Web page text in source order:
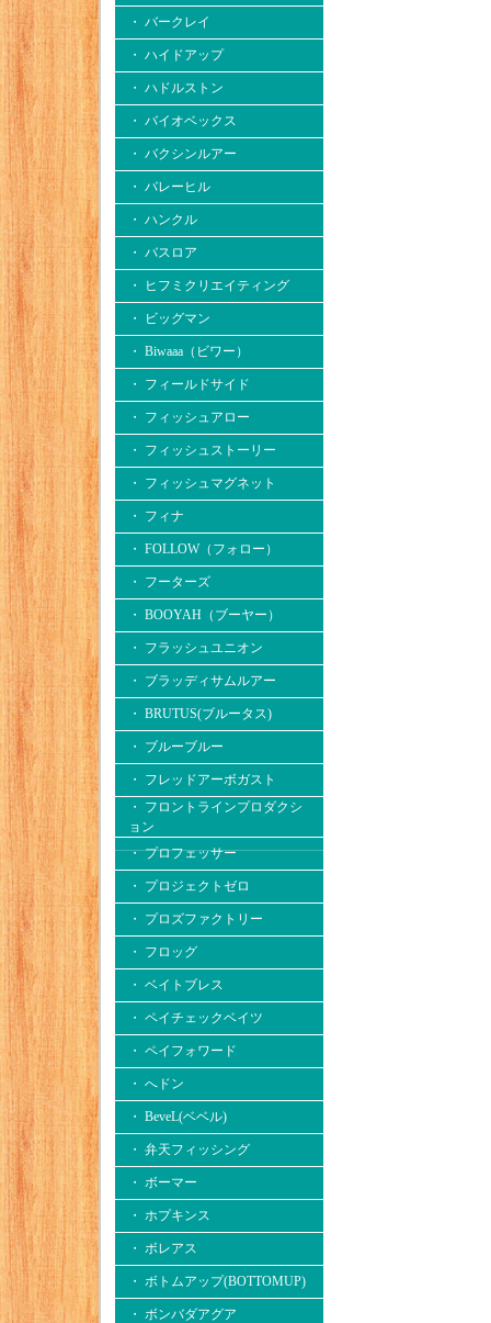
・ バークレイ
・ ハイドアップ
・ ハドルストン
・ バイオベックス
・ バクシンルアー
・ バレーヒル
・ ハンクル
・ バスロア
・ ヒフミクリエイティング
・ ビッグマン
・ Biwaaa（ビワー）
・ フィールドサイド
・ フィッシュアロー
・ フィッシュストーリー
・ フィッシュマグネット
・ フィナ
・ FOLLOW（フォロー）
・ フーターズ
・ BOOYAH（ブーヤー）
・ フラッシュユニオン
・ ブラッディサムルアー
・ BRUTUS(ブルータス)
・ ブルーブルー
・ フレッドアーボガスト
・ フロントラインプロダクシ
ョン
・ プロフェッサー
・ プロジェクトゼロ
・ プロズファクトリー
・ フロッグ
・ ベイトブレス
・ ペイチェックベイツ
・ ペイフォワード
・ へドン
・ BeveL(ベベル)
・ 弁天フィッシング
・ ボーマー
・ ホプキンス
・ ボレアス
・ ボトムアップ(BOTTOMUP)
・ ボンバダアグア